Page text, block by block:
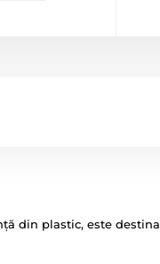
din plastic, este